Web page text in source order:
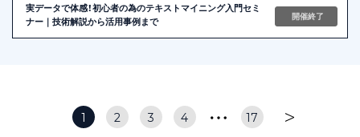
実データで体感！初心者の為のテキストマイニング入門セミ
ナー｜技術解説から活用事例まで
開催終了
1 2 3 4 17